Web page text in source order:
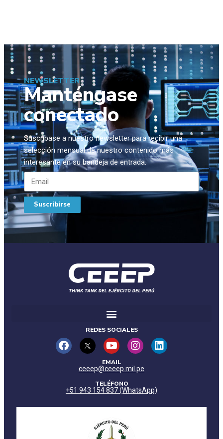
NEWSLETTER
Manténgase
conectado
Suscríbase a nuestro newsletter para recibir una
selección mensual de nuestro contenido más
interesante en su bandeja de entrada.
Suscribirse
REDES SOCIALES
EMAIL
ceeep@ceeep.mil.pe
TELÉFONO
+51 943 154 837 (WhatsApp)